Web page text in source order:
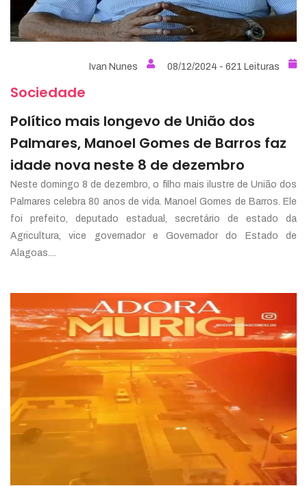
Ivan Nunes 08/12/2024 - 621 Leituras
Sociedade
Político mais longevo de União dos
Palmares, Manoel Gomes de Barros faz
idade nova neste 8 de dezembro
Neste domingo 8 de dezembro, o filho mais ilustre de União dos
Palmares celebra 80 anos de vida. Manoel Gomes de Barros. Ele
foi prefeito, deputado estadual, secretário de estado da
Agricultura, vice governador e Governador do Estado de
Alagoas....